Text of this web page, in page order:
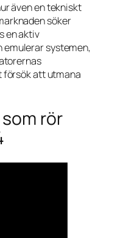
även en tekniskt
söker
en aktiv
systemen,
att utmana
rör